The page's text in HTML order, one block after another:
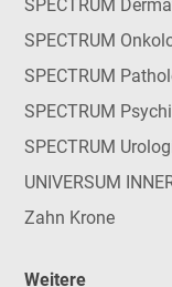
SPECTRUM
SPECTRUM
SPECTRUM
SPECTRUM
SPECTRUM
UNIVERSUM
Zahn Krone
Weitere